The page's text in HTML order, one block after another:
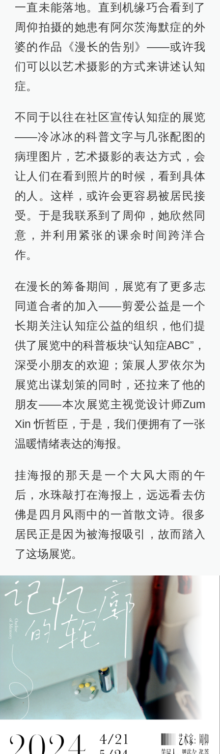
一直未能落地。直到机缘巧合看到了
周仰拍摄的她患有阿尔茨海默症的外
婆的作品《漫长的告别》——或许我
们可以以艺术摄影的方式来讲述认知
症。
不同于以往在社区宣传认知症的展览
——冷冰冰的科普文字与几张配图的
病理图片，艺术摄影的表达方式，会
让人们在看到照片的时候，看到具体
的人。这样，或许会更容易被居民接
受。于是我联系到了周仰，她欣然同
意，并利用紧张的课余时间跨洋合
作。
在漫长的筹备期间，展览有了更多志
同道合者的加入——剪爱公益是一个
长期关注认知症公益的组织，他们提
供了展览中的科普板块“认知症ABC”，
深受小朋友的欢迎；策展人罗依尔为
展览出谋划策的同时，还拉来了他的
朋友——本次展览主视觉设计师Zum
Xin 忻哲臣，于是，我们便拥有了一张
温暖情绪表达的海报。
挂海报的那天是一个大风大雨的午
后，水珠敲打在海报上，远远看去仿
佛是四月风雨中的一首散文诗。很多
居民正是因为被海报吸引，故而踏入
了这场展览。